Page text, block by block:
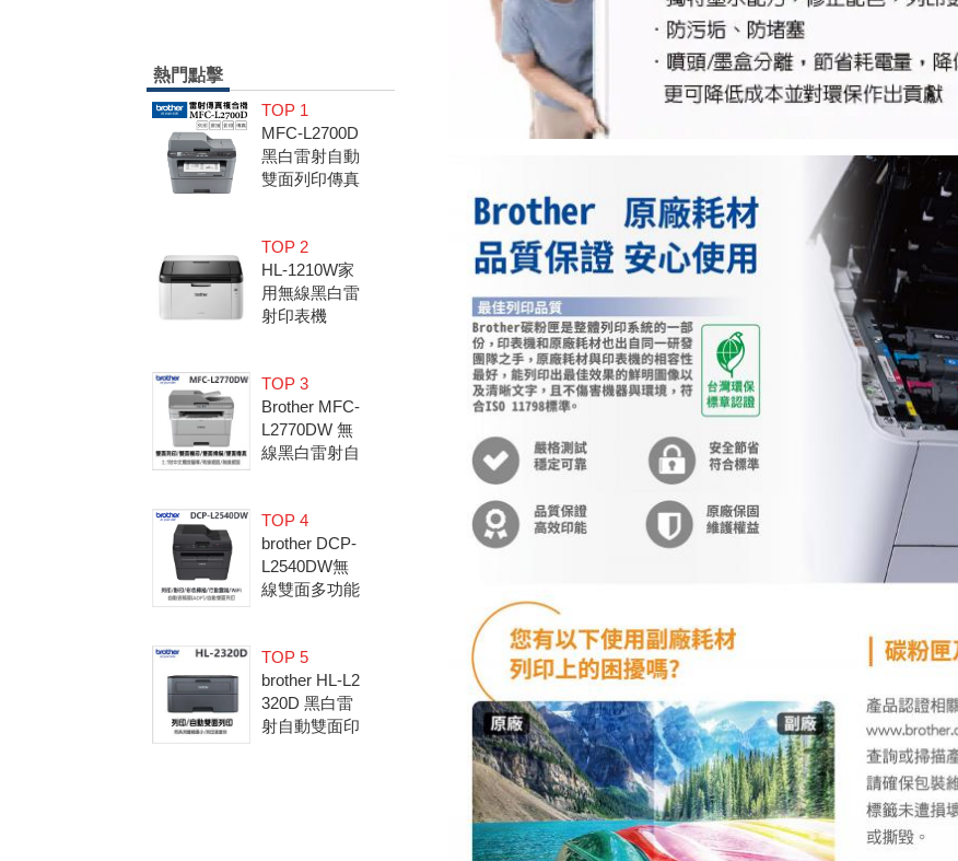
熱門點擊
TOP 1
MFC-L2700D
黑白雷射自動
雙面列印傳真
張原廠碳粉
匣)
TOP 2
HL-1210W家
用無線黑白雷
射印表機
TOP 3
Brother MFC-
L2770DW 無
線黑白雷射自
列印/傳真/掃
描)
TOP 4
brother DCP-
L2540DW無
線雙面多功能
(隨機內已附2
600張原廠碳
粉匣)
TOP 5
brother HL-L2
320D 黑白雷
射自動雙面印